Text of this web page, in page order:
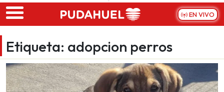
Skip to main content
EN VIVO
Etiqueta: adopcion perros